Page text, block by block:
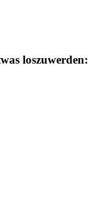
loszuwerden: